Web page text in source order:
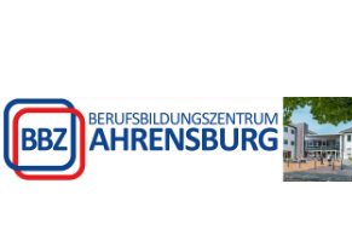
BZ
A
HR